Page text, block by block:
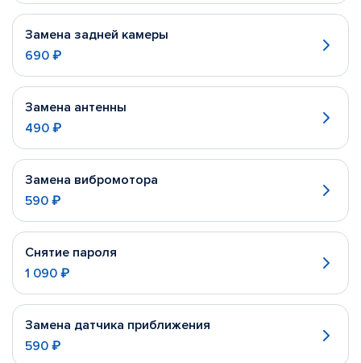
Замена задней камеры
690 ₽
Замена антенны
490 ₽
Замена вибромотора
590 ₽
Снятие пароля
1 090 ₽
Замена датчика приближения
590 ₽